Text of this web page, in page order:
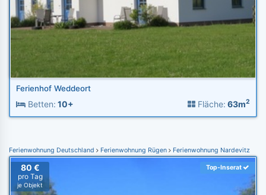
Ferienhof Weddeort
Betten: 10+ Fläche: 63m2
Ferienwohnung Deutschland Ferienwohnung Rügen Ferienwohnung Nardevitz
80 €
pro Tag
je Objekt
Top-Inserat